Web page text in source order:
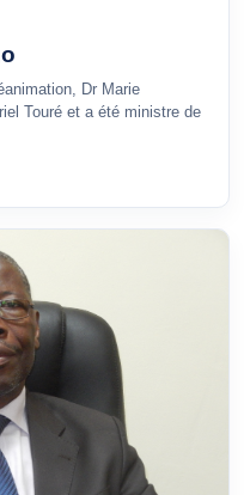
Dr Marie
Touré et a été ministre de